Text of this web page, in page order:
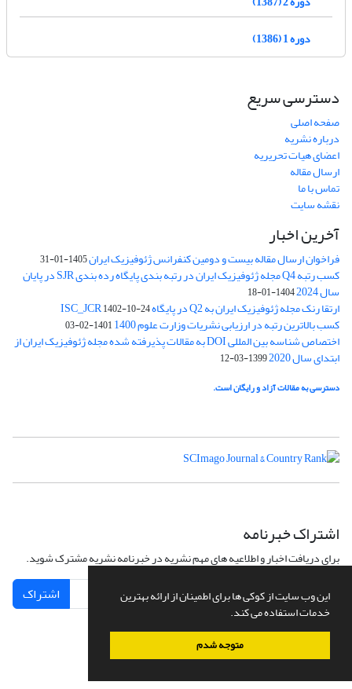
این وب سایت از کوکی ها برای اطمینان از ارائه بهترین
خدمات استفاده می کند.
متوجه شدم
دوره 1 (1386)
دسترسی سریع
صفحه اصلی
درباره نشریه
اعضای هیات تحریریه
ارسال مقاله
تماس با ما
نقشه سایت
آخرین اخبار
فراخوان ارسال مقاله بیست و دومین کنفرانس ژئوفیزیک ایران1405-01-31
کسب رتبه Q4 مجله ژئوفیزیک ایران در رتبه بندی پایگاه رده بندی SJR در پایان
سال 2024 1404-01-18
ارتقا رنک مجله ژئوفیزیک ایران به Q2 در پایگاه ISC_JCR 1402-10-24
کسب بالاترین رتبه در ارزیابی نشریات وزارت علوم 1400 1401-02-03
اختصاص شناسه بین المللی DOI به مقالات پذیرفته شده مجله ژئوفیزیک ایران از
ابتدای سال 2020 1399-03-12
دسترسی به مقالات آزاد و رایگان است.
اشتراک خبرنامه
برای دریافت اخبار و اطلاعیه های مهم نشریه در خبرنامه نشریه مشترک شوید.
اشتراک
سامانه مدیریت نشریات علمی.طراحی و پیاده سازی ازسیناوب